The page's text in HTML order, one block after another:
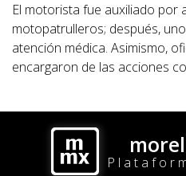
El motorista fue auxiliado por
motopatrulleros; después,
atención médica. Asimismo,
encargaron de las acciones